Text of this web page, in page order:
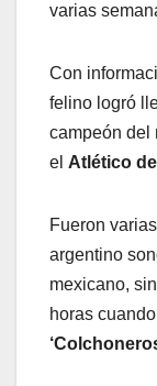
varias
Con
felino logró
campeón del
el Atlético
Fueron
argentino
mexicano,
horas